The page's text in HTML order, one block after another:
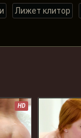
Лижет клитор
HD